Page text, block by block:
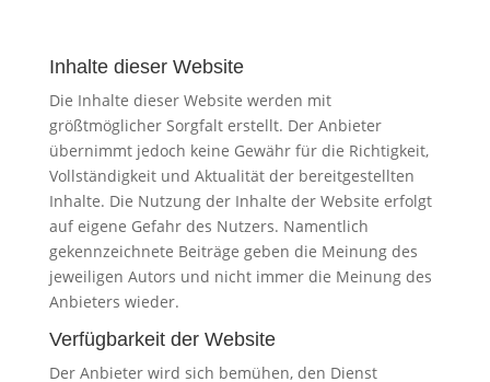
Inhalte dieser Website
Die Inhalte dieser Website werden mit
größtmöglicher Sorgfalt erstellt. Der Anbieter
übernimmt jedoch keine Gewähr für die Richtigkeit,
Vollständigkeit und Aktualität der bereitgestellten
Inhalte. Die Nutzung der Inhalte der Website erfolgt
auf eigene Gefahr des Nutzers. Namentlich
gekennzeichnete Beiträge geben die Meinung des
jeweiligen Autors und nicht immer die Meinung des
Anbieters wieder.
Verfügbarkeit der Website
Der Anbieter wird sich bemühen, den Dienst